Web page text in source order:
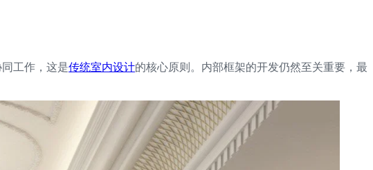
工作，这是传统室内设计的核心原则。内部框架的开发仍然至关重要，最